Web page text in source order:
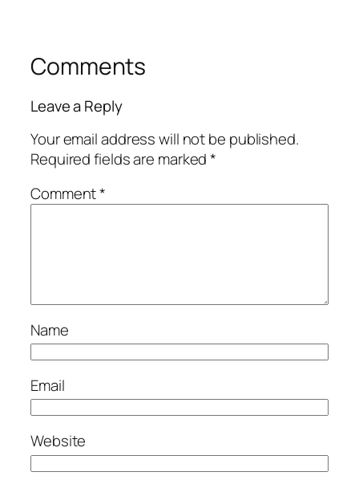
Comments
Leave a Reply
Your email address will not be published.
Required fields are marked*
Comment*
Name
Email
Website